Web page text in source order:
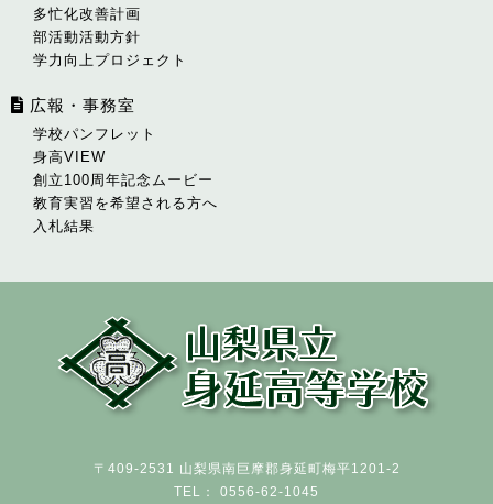
多忙化改善計画
部活動活動方針
学力向上プロジェクト
広報・事務室
学校パンフレット
身高VIEW
創立100周年記念ムービー
教育実習を希望される方へ
入札結果
〒409-2531 山梨県南巨摩郡身延町梅平1201-2
TEL： 0556-62-1045